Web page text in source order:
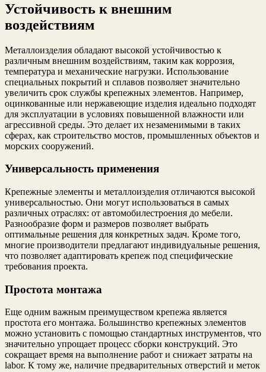
Устойчивость к внешним
воздействиям
Металлоизделия обладают высокой устойчивостью к
различным внешним воздействиям, таким как коррозия,
температура и механические нагрузки. Использование
специальных покрытий и сплавов позволяет значительно
увеличить срок службы крепежных элементов. Например,
оцинкованные или нержавеющие изделия идеально подходят
для эксплуатации в условиях повышенной влажности или
агрессивной среды. Это делает их незаменимыми в таких
сферах, как строительство мостов, промышленных объектов и
морских сооружений.
Универсальность применения
Крепежные элементы и металлоизделия отличаются высокой
универсальностью. Они могут использоваться в самых
различных отраслях: от автомобилестроения до мебели.
Разнообразие форм и размеров позволяет выбрать
оптимальные решения для конкретных задач. Кроме того,
многие производители предлагают индивидуальные решения,
что позволяет адаптировать крепеж под специфические
требования проекта.
Простота монтажа
Еще одним важным преимуществом крепежа является
простота его монтажа. Большинство крепежных элементов
можно установить с помощью стандартных инструментов, что
значительно упрощает процесс сборки конструкций. Это
сокращает время на выполнение работ и снижает затраты на
labor. К тому же, наличие предварительных отверстий и меток